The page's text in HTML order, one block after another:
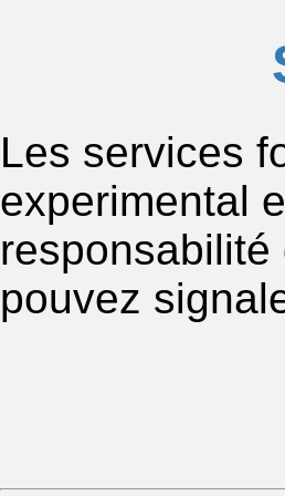
Les services
experimental
pouvez